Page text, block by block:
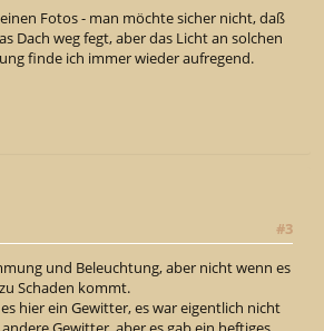
Fotos - man möchte sicher nicht, daß
Dach weg fegt, aber das Licht an solchen
finde ich immer wieder aufregend.
#3
und Beleuchtung, aber nicht wenn es
Schaden kommt.
hier ein Gewitter, es war eigentlich nicht